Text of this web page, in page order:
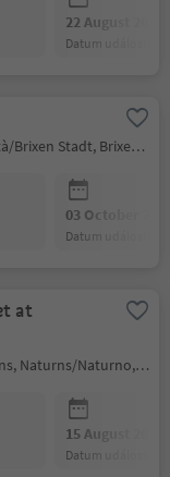
22 August 2026
datum události
Bressanone città/Brixen Stadt, Brixen/Bressanone, Brixen/Bressanone and environs
03 October
datum události
at
Naturno/Naturns, Naturns/Naturno, Meran/Merano and environs
15 August 2026
datum události